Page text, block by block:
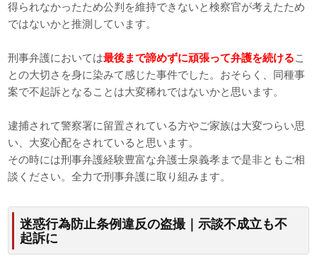
得られなかったため公判を維持できないと検察官が考えたため
ではないかと推測しています。
刑事弁護においては最後まで諦めずに頑張って弁護を続けるこ
との大切さを身に染みて感じた事件でした。おそらく、同種事
案で不起訴となることは大変稀れではないかと思います。
逮捕されて警察署に留置されている方やご家族は大変つらい思
い、大変心配をされていると思います。
その時には刑事弁護経験豊富な弁護士泉義孝まで是非ともご相
談ください。全力で刑事弁護に取り組みます。
迷惑行為防止条例違反の盗撮｜示談不成立も不
起訴に